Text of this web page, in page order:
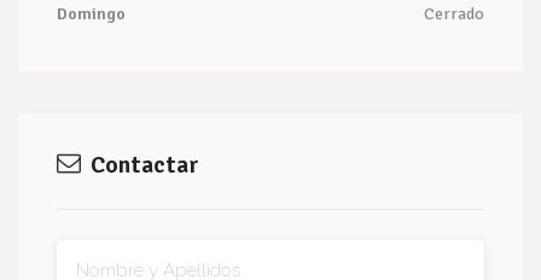
Domingo
Cerrado
Contactar